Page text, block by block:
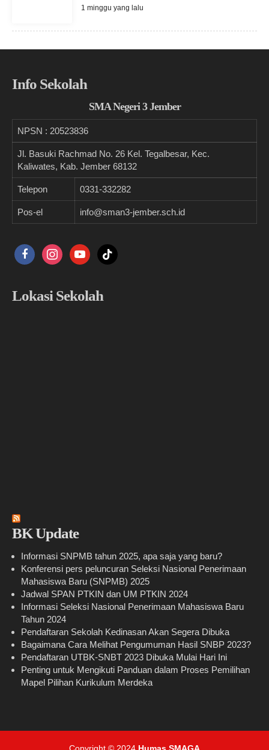
1 minggu yang lalu
Info Sekolah
SMA Negeri 3 Jember
NPSN : 20523836
Jl. Basuki Rachmad No. 26 Kel. Tegalbesar, Kec.
Kaliwates, Kab. Jember 68132
Telepon 0331-332282
Pos-el info@sman3-jember.sch.id
facebookinstagramyoutubetiktok
Lokasi Sekolah
BK Update
Informasi SNPMB tahun 2025, apa saja yang baru?
Konferensi pers peluncuran Seleksi Nasional Penerimaan
Mahasiswa Baru (SNPMB) 2025
Jadwal SPAN PTKIN dan UM PTKIN 2024
Informasi Seleksi Nasional Penerimaan Mahasiswa Baru
Tahun 2024
Pendaftaran Sekolah Kedinasan Akan Segera Dibuka
Bagaimana Cara Melihat Pengumuman Hasil SNBP 2023?
Pendaftaran UTBK-SNBT 2023 Dibuka Mulai Hari Ini
Penting untuk Mengikuti Panduan dalam Proses Pemilihan
Mapel Pilihan Kurikulum Merdeka